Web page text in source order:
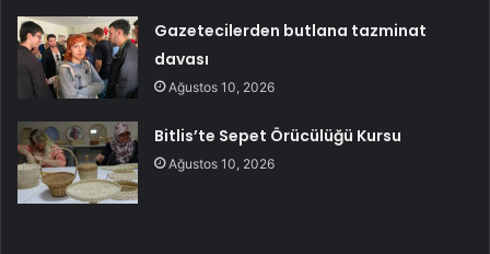
Gazetecilerden butlana tazminat
davası
Ağustos 10, 2026
Bitlis’te Sepet Örücülüğü Kursu
Ağustos 10, 2026